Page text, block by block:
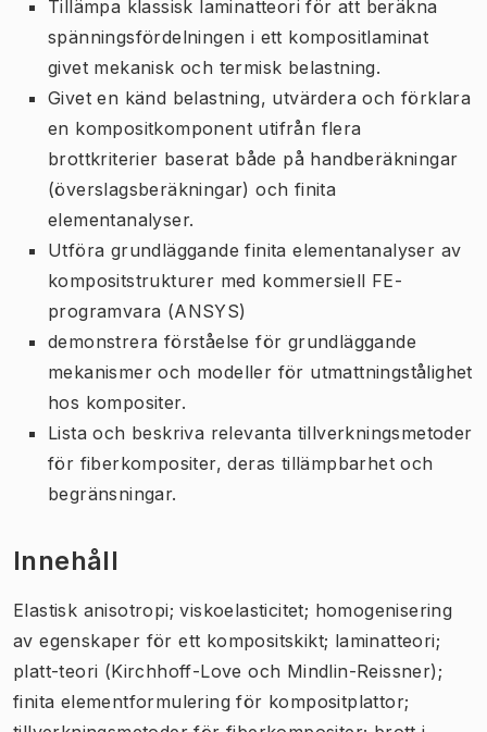
Tillämpa klassisk laminatteori för att beräkna
spänningsfördelningen i ett kompositlaminat
givet mekanisk och termisk belastning.
Givet en känd belastning, utvärdera och förklara
en kompositkomponent utifrån flera
brottkriterier baserat både på handberäkningar
(överslagsberäkningar) och finita
elementanalyser.
Utföra grundläggande finita elementanalyser av
kompositstrukturer med kommersiell FE-
programvara (ANSYS)
demonstrera förståelse för grundläggande
mekanismer och modeller för utmattningstålighet
hos kompositer.
Lista och beskriva relevanta tillverkningsmetoder
för fiberkompositer, deras tillämpbarhet och
begränsningar.
Innehåll
Elastisk anisotropi; viskoelasticitet; homogenisering
av egenskaper för ett kompositskikt; laminatteori;
platt-teori (Kirchhoff-Love och Mindlin-Reissner);
finita elementformulering för kompositplattor;